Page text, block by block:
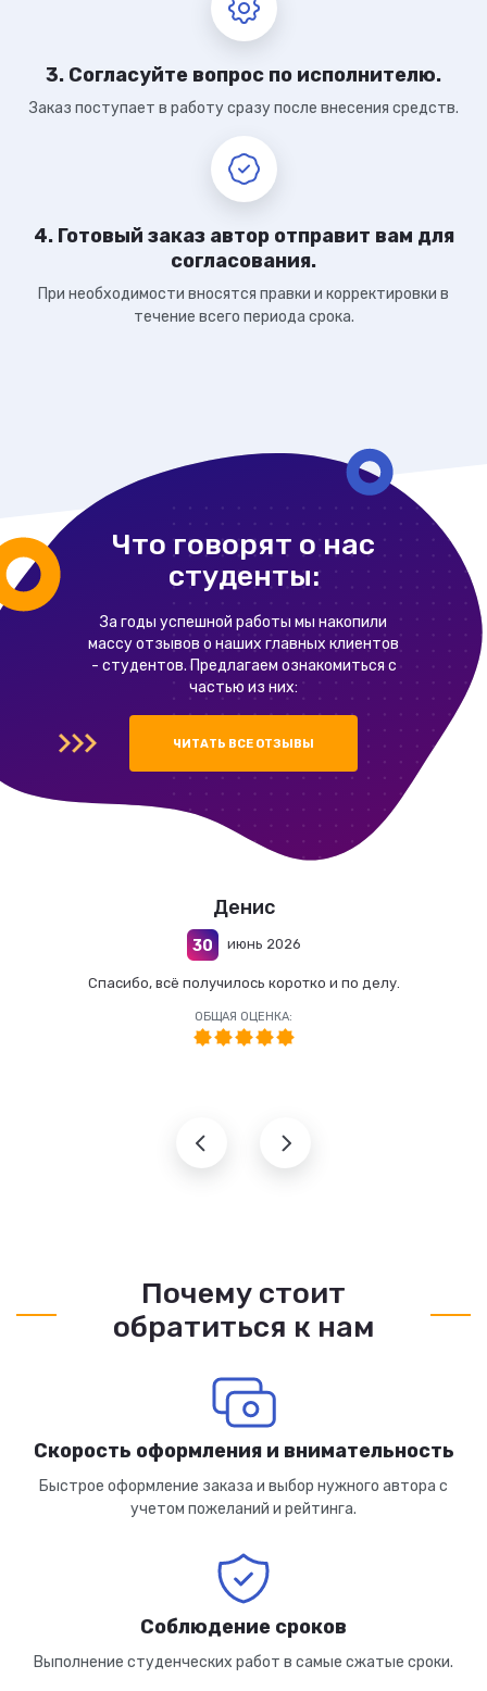
3. Согласуйте вопрос по исполнителю.
Заказ поступает в работу сразу после внесения средств.
4. Готовый заказ автор отправит вам для
согласования.
При необходимости вносятся правки и корректировки в
течение всего периода срока.
Что говорят о нас
студенты:
За годы успешной работы мы накопили
массу отзывов о наших главных клиентов
- студентов. Предлагаем ознакомиться с
частью из них:
ЧИТАТЬ ВСЕ ОТЗЫВЫ
Денис
30 июнь 2026
Спасибо, всё получилось коротко и по делу.
ОБЩАЯ ОЦЕНКА:
Почему стоит
обратиться к нам
Скорость оформления и внимательность
Быстрое оформление заказа и выбор нужного автора с
учетом пожеланий и рейтинга.
Соблюдение сроков
Выполнение студенческих работ в самые сжатые сроки.